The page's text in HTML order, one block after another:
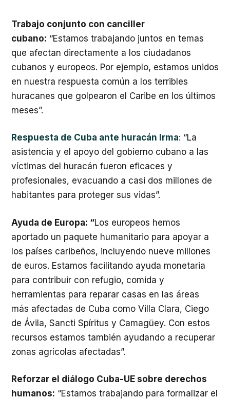
Trabajo conjunto con canciller
cubano: “Estamos trabajando juntos en temas
que afectan directamente a los ciudadanos
cubanos y europeos. Por ejemplo, estamos unidos
en nuestra respuesta común a los terribles
huracanes que golpearon el Caribe en los últimos
meses”.
Respuesta de Cuba ante huracán Irma: “La
asistencia y el apoyo del gobierno cubano a las
víctimas del huracán fueron eficaces y
profesionales, evacuando a casi dos millones de
habitantes para proteger sus vidas”.
Ayuda de Europa: “Los europeos hemos
aportado un paquete humanitario para apoyar a
los países caribeños, incluyendo nueve millones
de euros. Estamos facilitando ayuda monetaria
para contribuir con refugio, comida y
herramientas para reparar casas en las áreas
más afectadas de Cuba como Villa Clara, Ciego
de Ávila, Sancti Spíritus y Camagüey. Con estos
recursos estamos también ayudando a recuperar
zonas agrícolas afectadas”.
Reforzar el diálogo Cuba-UE sobre derechos
humanos: “Estamos trabajando para formalizar el